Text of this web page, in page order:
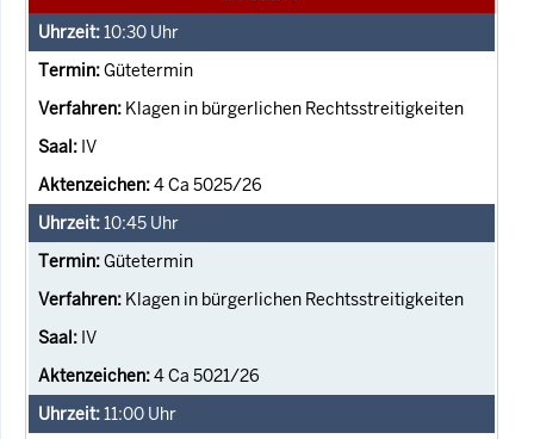
10:30 Uhr
Gütetermin
Klagen in bürgerlichen Rechtsstreitigkeiten
IV
4 Ca 5025/26
10:45 Uhr
Gütetermin
Klagen in bürgerlichen Rechtsstreitigkeiten
IV
4 Ca 5021/26
11:00 Uhr